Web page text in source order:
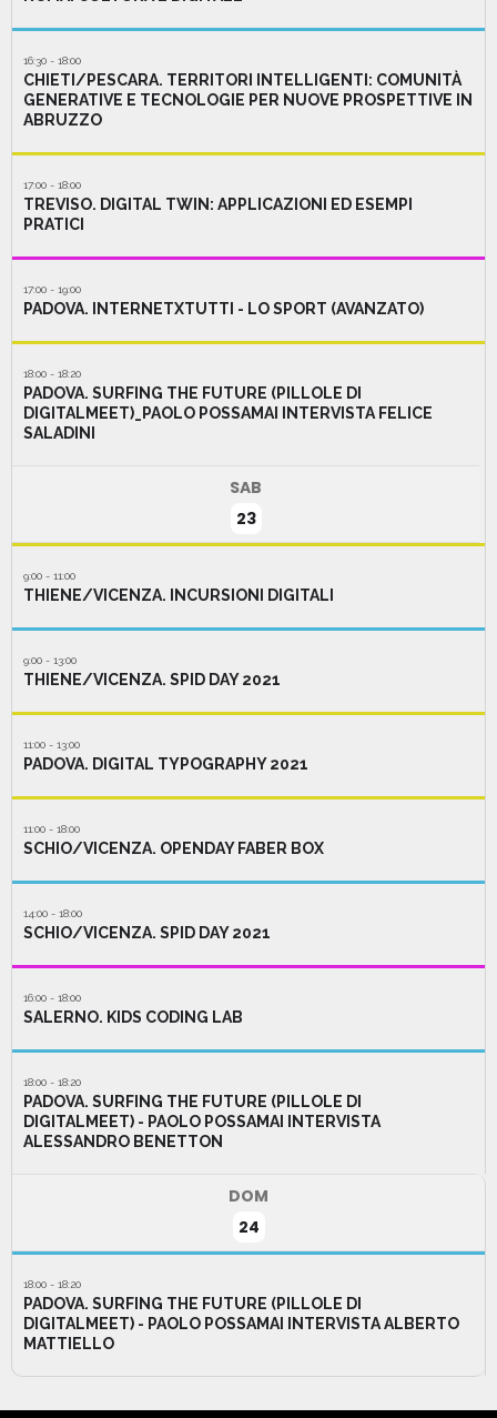
16:30 - 18:00
CHIETI/PESCARA. TERRITORI INTELLIGENTI: COMUNITÀ
GENERATIVE E TECNOLOGIE PER NUOVE PROSPETTIVE IN
ABRUZZO
17:00 - 18:00
TREVISO. DIGITAL TWIN: APPLICAZIONI ED ESEMPI
PRATICI
17:00 - 19:00
PADOVA. INTERNETXTUTTI - LO SPORT (AVANZATO)
18:00 - 18:20
PADOVA. SURFING THE FUTURE (PILLOLE DI
DIGITALMEET)_PAOLO POSSAMAI INTERVISTA FELICE
SALADINI
SAB
23
9:00 - 11:00
THIENE/VICENZA. INCURSIONI DIGITALI
9:00 - 13:00
THIENE/VICENZA. SPID DAY 2021
11:00 - 13:00
PADOVA. DIGITAL TYPOGRAPHY 2021
11:00 - 18:00
SCHIO/VICENZA. OPENDAY FABER BOX
14:00 - 18:00
SCHIO/VICENZA. SPID DAY 2021
16:00 - 18:00
SALERNO. KIDS CODING LAB
18:00 - 18:20
PADOVA. SURFING THE FUTURE (PILLOLE DI
DIGITALMEET) - PAOLO POSSAMAI INTERVISTA
ALESSANDRO BENETTON
DOM
24
18:00 - 18:20
PADOVA. SURFING THE FUTURE (PILLOLE DI
DIGITALMEET) - PAOLO POSSAMAI INTERVISTA ALBERTO
MATTIELLO